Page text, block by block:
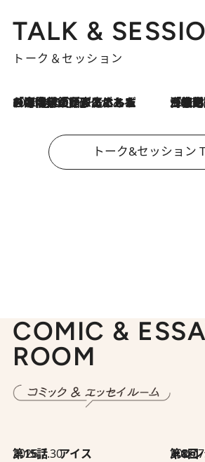
TALK &
トーク＆セッション
2026.8.3
「今後値上げがあるとすれば…」「リスクがあるのは今年の冬」エネルギー専門家が語る、ホルムズ海峡封鎖が家庭にもたらす“ある心配” 「住宅建てられない…」「サーチャージ料の高値が続いている
トーク&セッション
COMIC &
ROOM
2026.7.30
第15話 アイス 第8回「同人誌